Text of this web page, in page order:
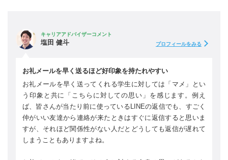
キャリアアドバイザーコメント
塩田 健斗 プロフィールをみる
お礼メールを早く送るほど好印象を持たれやすい
お礼メールを早く送ってくれる学生に対しては「マメ」とい
う印象と共に「こちらに対しての思い」を感じます。例え
ば、皆さんが当たり前に使っているLINEの返信でも、すごく
仲がいい友達から連絡が来たときはすぐに返信すると思いま
すが、それほど関係性がない人だとどうしても返信が遅れて
しまうこともありますよね。